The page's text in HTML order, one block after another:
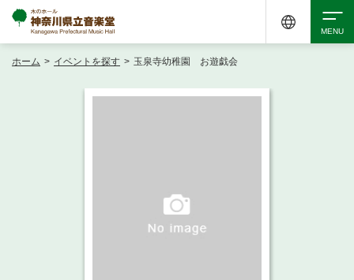
ホーム > イベントを探す > 玉泉寺幼稚園 お遊戯会